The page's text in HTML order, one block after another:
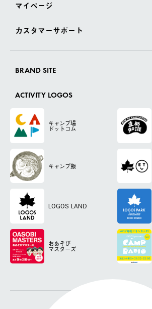
マイページ
カスタマーサポート
BRAND SITE
ACTIVITY LOGOS
キャンプ場
ドットコム
キャンプ飯
LOGOS LAND
おあそび
マスターズ